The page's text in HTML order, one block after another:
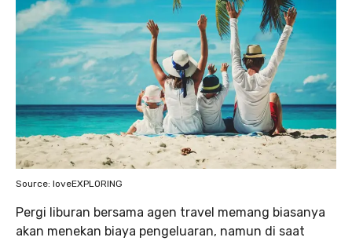
Source: loveEXPLORING
Pergi liburan bersama agen travel memang biasanya
akan menekan biaya pengeluaran, namun di saat